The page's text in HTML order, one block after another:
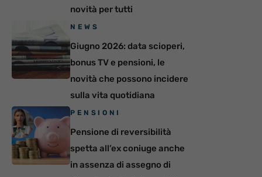
novità per tutti
NEWS
Giugno 2026: data scioperi,
bonus TV e pensioni, le
novità che possono incidere
sulla vita quotidiana
PENSIONI
Pensione di reversibilità
spetta all’ex coniuge anche
in assenza di assegno di